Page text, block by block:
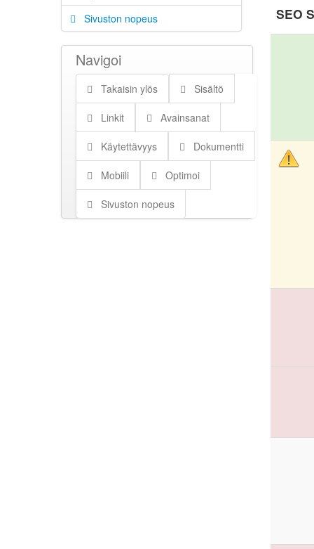
Sivuston nopeus
Navigoi
Takaisin ylös Sisältö
Linkit Avainsanat
Käytettävyys Dokumentti
Mobiili Optimoi
Sivuston nopeus
SEO